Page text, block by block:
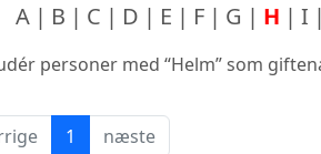
A B C D E F G H I
personer med “Helm” som
1 næste